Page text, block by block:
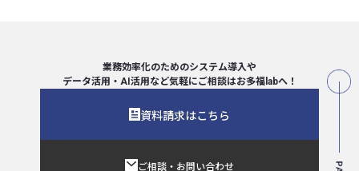
業務効率化のためのシステム導入や
データ活用・AI活用など気軽にご相談はお多福labへ！
資料請求はこちら
ご相談・お問い合わせ